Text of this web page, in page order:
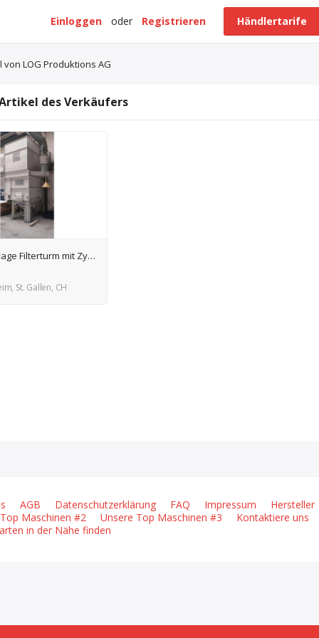
Händlertarife
Registrieren
oder
Einloggen
von LOG Produktions AG
des Verkäufers
Absauganlage Filterturm mit Zyklon
St. Gallen, CH
AGB Datenschutzerklärung FAQ Impressum Hersteller
Maschinen #2
Unsere Top Maschinen #3
Kontaktiere uns
in der Nähe finden